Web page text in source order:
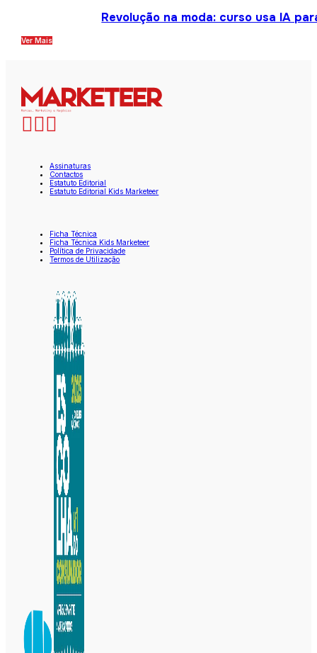
Revolução na moda: curso usa IA
Ver Mais
Assinaturas
Contactos
Estatuto Editorial
Estatuto Editorial Kids Marketeer
Ficha Técnica
Ficha Técnica Kids Marketeer
Política de Privacidade
Termos de Utilização